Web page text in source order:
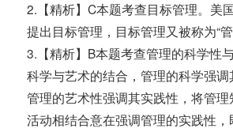
2.【精析】C本题考查目标管理。美
提出目标管理，目标管理又被称为“管
3.【精析】B本题考查管理的科学性
科学与艺术的结合，管理的科学强调
管理的艺术性强调其实践性，将管
活动相结合意在强调管理的实践性